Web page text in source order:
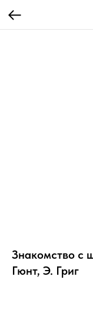
Знакомство с
Гюнт, Э. Григ